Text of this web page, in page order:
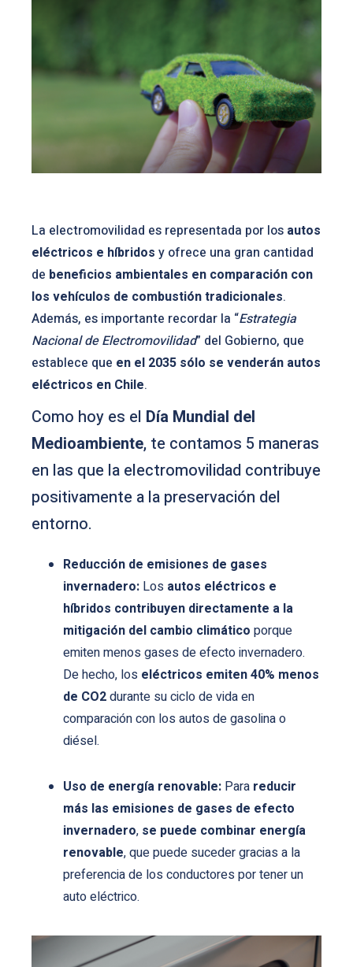
La electromovilidad es representada por los autos
eléctricos e híbridos y ofrece una gran cantidad
de beneficios ambientales en comparación con
los vehículos de combustión tradicionales.
Además, es importante recordar la “Estrategia
Nacional de Electromovilidad” del Gobierno, que
establece que en el 2035 sólo se venderán autos
eléctricos en Chile.
Como hoy es el Día Mundial del
Medioambiente, te contamos 5 maneras
en las que la electromovilidad contribuye
positivamente a la preservación del
entorno.
Reducción de emisiones de gases
invernadero: Los autos eléctricos e
híbridos contribuyen directamente a la
mitigación del cambio climático porque
emiten menos gases de efecto invernadero.
De hecho, los eléctricos emiten 40% menos
de CO2durante su ciclo de vida en
comparación con los autos de gasolina o
diésel.
Uso de energía renovable: Para reducir
más las emisiones de gases de efecto
invernadero, se puede combinar energía
renovable, que puede suceder gracias a la
preferencia de los conductores por tener un
auto eléctrico.